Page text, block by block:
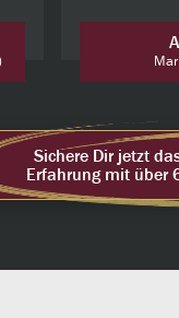
Sichere Dir jetzt
Erfahrung mit über